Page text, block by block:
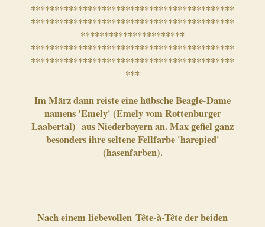
*******************************************
*******************************************
**********************
*******************************************
*******************************************
***
Im März dann reiste eine hübsche Beagle-Dame
namens 'Emely' (Emely vom Rottenburger
Laabertal) aus Niederbayern an. Max gefiel ganz
besonders ihre seltene Fellfarbe 'harepied'
(hasenfarben).
-
Nach einem liebevollen Tête-à-Tête der beiden